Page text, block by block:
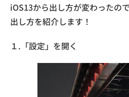
iOS13から出し方が変わったの
出し方を紹介します！
１.「設定」を開く